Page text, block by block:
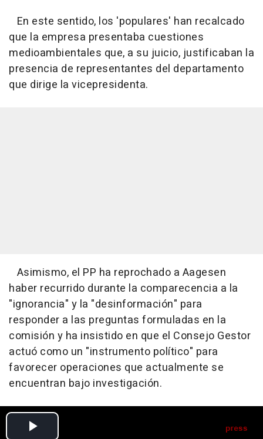
En este sentido, los 'populares' han recalcado
que la empresa presentaba cuestiones
medioambientales que, a su juicio, justificaban la
presencia de representantes del departamento
que dirige la vicepresidenta.
Asimismo, el PP ha reprochado a Aagesen
haber recurrido durante la comparecencia a la
"ignorancia" y la "desinformación" para
responder a las preguntas formuladas en la
comisión y ha insistido en que el Consejo Gestor
actuó como un "instrumento político" para
favorecer operaciones que actualmente se
encuentran bajo investigación.